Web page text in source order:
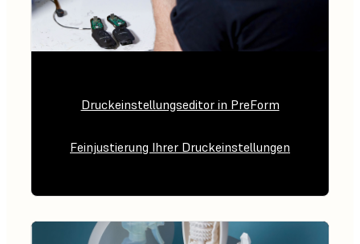
Druckeinstellungseditor in PreForm
Feinjustierung Ihrer Druckeinstellungen